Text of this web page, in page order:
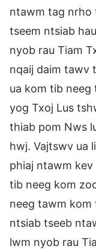
ntawm tag nrho
tseem ntsiab
nyob rau Tiam
nqaij daim tawv
ua kom tib neeg
yog Txoj Lus
thiab pom Nws
hwj. Vajtswv ua
phiaj ntawm
tib neeg kom
neeg tawm kom
ntsiab tseeb
lwm nyob rau